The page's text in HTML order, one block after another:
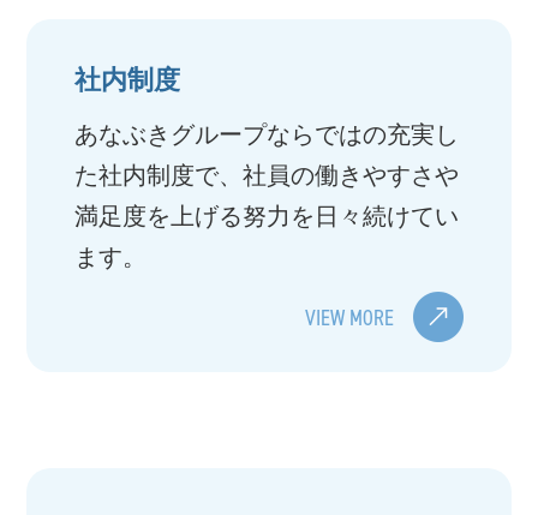
社内制度
あなぶきグループならではの充実し
た社内制度で、社員の働きやすさや
満足度を上げる努力を日々続けてい
ます。
VIEW MORE